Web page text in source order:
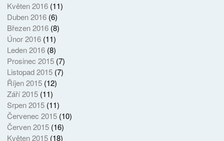
Květen 2016(11)
Duben 2016(6)
Březen 2016(8)
Únor 2016(11)
Leden 2016(8)
Prosinec 2015(7)
Listopad 2015(7)
Říjen 2015(12)
Září 2015(11)
Srpen 2015(11)
Červenec 2015(10)
Červen 2015(16)
Květen 2015(18)